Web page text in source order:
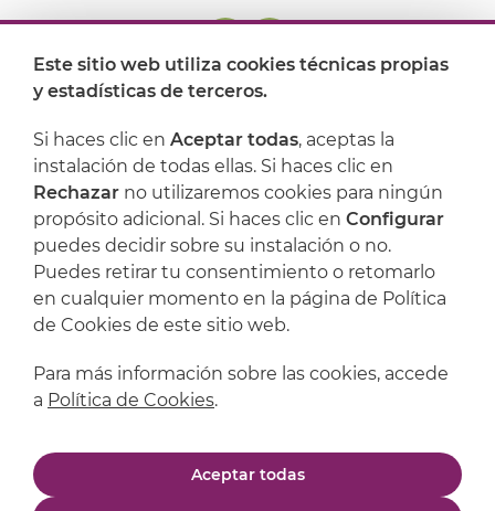
Dónde encontrarnos
Artijoc
Soporte
Política de privacidad
Este sitio web utiliza cookies técnicas propias
y estadísticas de terceros.
Si haces clic en Aceptar todas, aceptas la
instalación de todas ellas. Si haces clic en
Rechazar no utilizaremos cookies para ningún
propósito adicional. Si haces clic en Configurar
puedes decidir sobre su instalación o no.
Puedes retirar tu consentimiento o retomarlo
en cualquier momento en la página de Política
de Cookies de este sitio web.
Para más información sobre las cookies, accede
a Política de Cookies.
Aceptar todas